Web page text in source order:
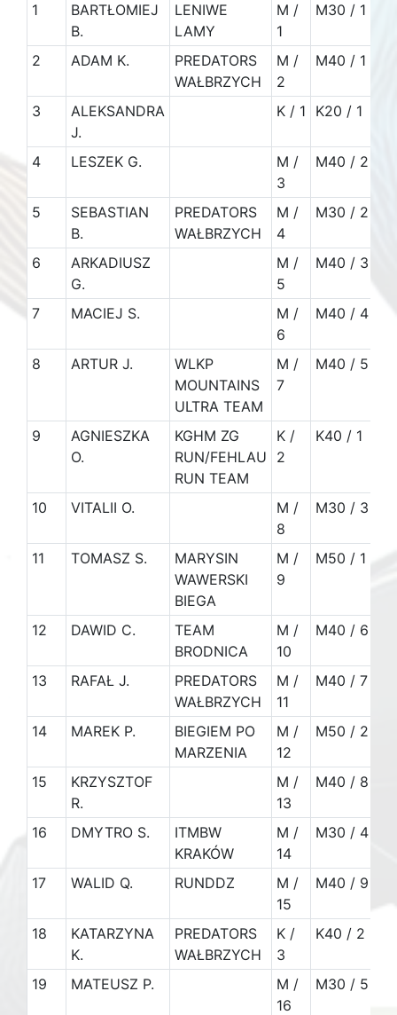
1
BARTŁOMIEJ
B.
LENIWE
LAMY
M /
1
M30 / 1
2
ADAM K.
PREDATORS
WAŁBRZYCH
M /
2
M40 / 1
3
ALEKSANDRA
J.
K / 1 K20 / 1
4
LESZEK G.
M /
3
M40 / 2
5
SEBASTIAN
B.
PREDATORS
WAŁBRZYCH
M /
4
M30 / 2
6
ARKADIUSZ
G.
M /
5
M40 / 3
7
MACIEJ S.
M /
6
M40 / 4
8
ARTUR J.
WLKP
MOUNTAINS
ULTRA TEAM
M /
7
M40 / 5
9
AGNIESZKA
O.
KGHM ZG
RUN/FEHLAU
RUN TEAM
K /
2
K40 / 1
10 VITALII O.
M /
8
M30 / 3
11
TOMASZ S.
MARYSIN
WAWERSKI
BIEGA
M /
9
M50 / 1
12 DAWID C.
TEAM
BRODNICA
M /
10
M40 / 6
13
RAFAŁ J.
PREDATORS
WAŁBRZYCH
M /
11
M40 / 7
14
MAREK P.
BIEGIEM PO
MARZENIA
M /
12
M50 / 2
15
KRZYSZTOF
R.
M /
13
M40 / 8
16
DMYTRO S.
ITMBW
KRAKÓW
M /
14
M30 / 4
17
WALID Q. RUNDDZ
M /
15
M40 / 9
18
KATARZYNA
K.
PREDATORS
WAŁBRZYCH
K /
3
K40 / 2
19
MATEUSZ P.
M /
16
M30 / 5